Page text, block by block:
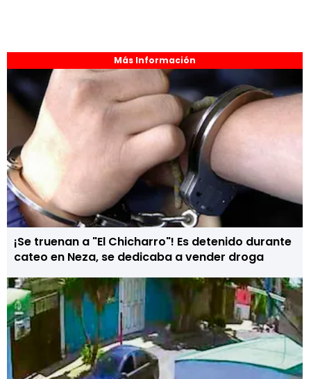
Más Información
¡Se truenan a "El Chicharro"! Es detenido durante
cateo en Neza, se dedicaba a vender droga